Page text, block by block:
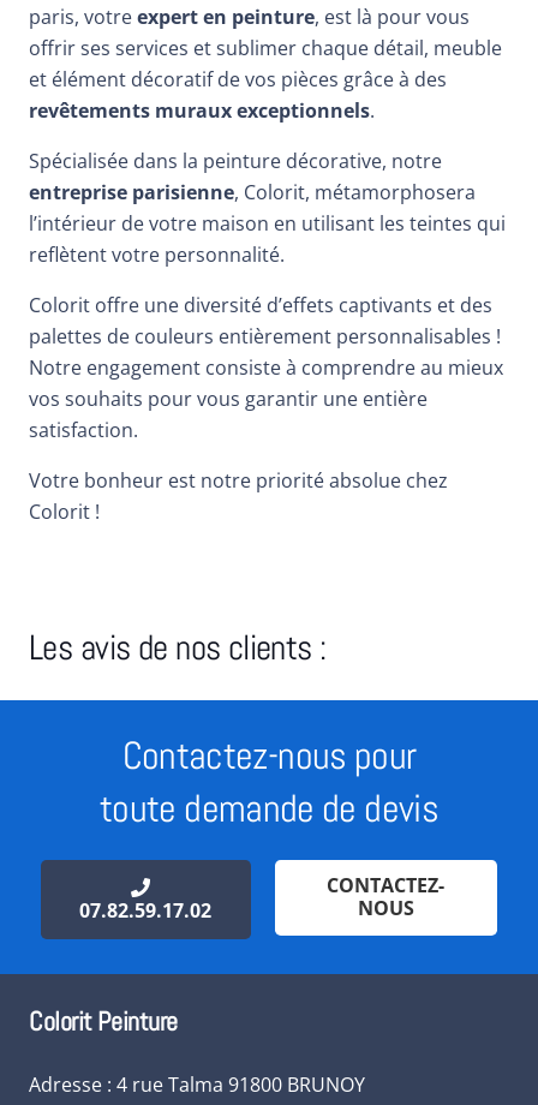
paris, votreexpert en peinture, est là pour vous
offrir ses services et sublimer chaque détail, meuble
et élément décoratif de vos pièces grâce à des
revêtements muraux exceptionnels.
Spécialisée dans la peinture décorative, notre
entreprise parisienne, Colorit, métamorphosera
l’intérieur de votre maison en utilisant les teintes qui
reflètent votre personnalité.
Colorit offre une diversité d’effets captivants et des
palettes de couleurs entièrement personnalisables !
Notre engagement consiste à comprendre au mieux
vos souhaits pour vous garantir une entière
satisfaction.
Votre bonheur est notre priorité absolue chez
Colorit !
Les avis de nos clients :
Contactez-nous pour
toute demande de devis
07.82.59.17.02
CONTACTEZ-
NOUS
Colorit Peinture
Adresse : 4 rue Talma 91800 BRUNOY